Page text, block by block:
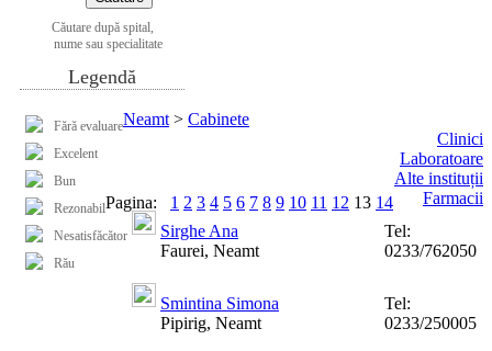
Căutare după spital,
nume sau specialitate
Legendă
Fără evaluare
Excelent
Bun
Rezonabil
Nesatisfăcător
Rău
Neamt > Cabinete
Clinici
Laboratoare
Alte instituții
Farmacii
Pagina: 1 2 3 4 5 6 7 8 9 10 11 12 13 14
Sirghe Ana
Faurei, Neamt
Tel:
0233/762050
Smintina Simona
Pipirig, Neamt
Tel:
0233/250005